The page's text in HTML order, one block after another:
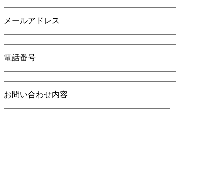
メールアドレス
電話番号
お問い合わせ内容